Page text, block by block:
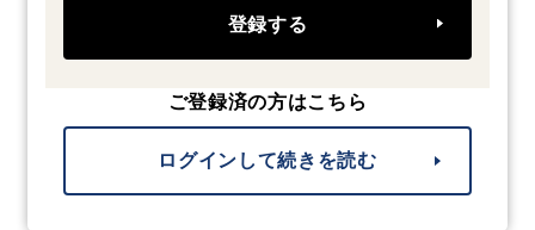
登録する
ご登録済の方はこちら
ログインして続きを読む